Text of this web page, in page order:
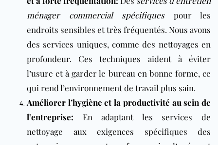
ménager commercial spécifiquespour les
endroits sensibles et très fréquentés. Nous avons
des services uniques, comme des nettoyages en
profondeur. Ces techniques aident à éviter
l’usure et à garder le bureau en bonne forme, ce
qui rend l’environnement de travail plus sain.
Améliorer l’hygiène et la productivité au sein de
l’entreprise: En adaptant les services de
nettoyage aux exigences spécifiques des